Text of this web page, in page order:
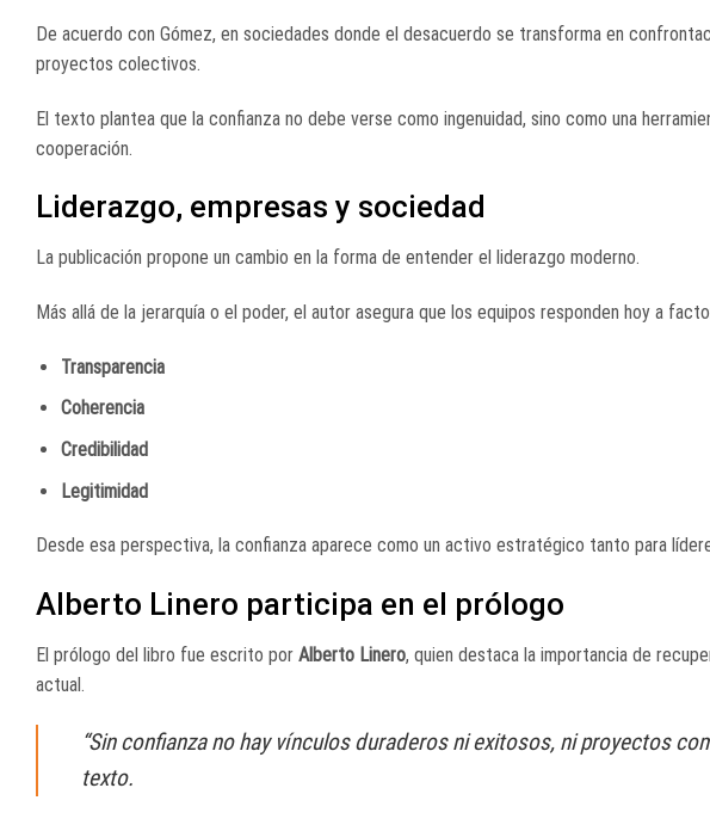
De acuerdo con Gómez, en sociedades donde el desacuerdo se transforma en
proyectos colectivos.
El texto plantea que la confianza no debe verse como ingenuidad, sino como una
cooperación.
Liderazgo, empresas y sociedad
La publicación propone un cambio en la forma de entender el liderazgo moderno.
Más allá de la jerarquía o el poder, el autor asegura que los equipos responden hoy a
Transparencia
Coherencia
Credibilidad
Legitimidad
Desde esa perspectiva, la confianza aparece como un activo estratégico tanto para
Alberto Linero participa en el prólogo
El prólogo del libro fue escrito por Alberto Linero, quien destaca la importancia de
actual.
“Sin confianza no hay vínculos duraderos ni exitosos, ni proyectos
texto.